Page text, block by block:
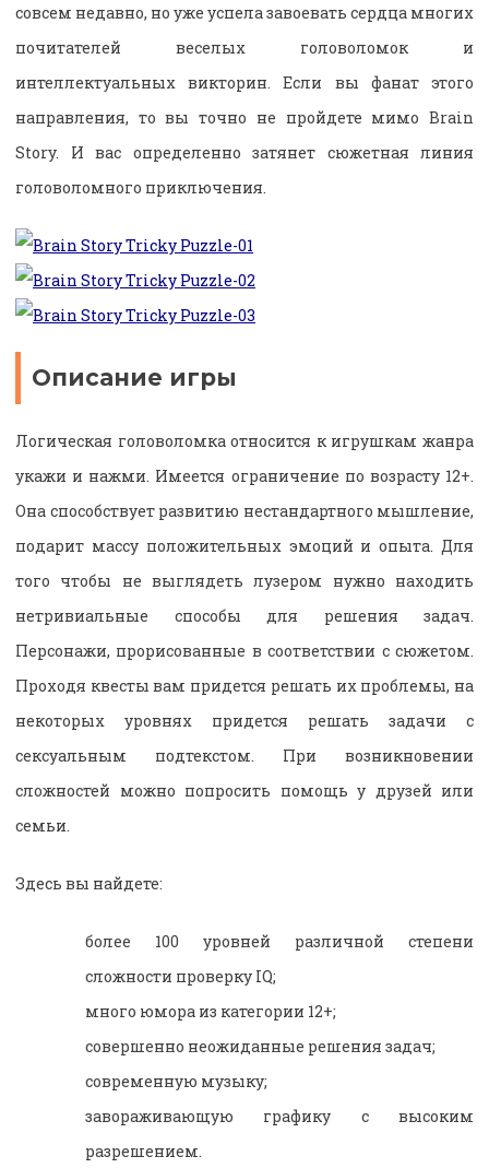
совсем недавно, но уже успела завоевать сердца многих
почитателей веселых головоломок и
интеллектуальных викторин. Если вы фанат этого
направления, то вы точно не пройдете мимо Brain
Story. И вас определенно затянет сюжетная линия
головоломного приключения.
Описание игры
Логическая головоломка относится к игрушкам жанра
укажи и нажми. Имеется ограничение по возрасту 12+.
Она способствует развитию нестандартного мышление,
подарит массу положительных эмоций и опыта. Для
того чтобы не выглядеть лузером нужно находить
нетривиальные способы для решения задач.
Персонажи, прорисованные в соответствии с сюжетом.
Проходя квесты вам придется решать их проблемы, на
некоторых уровнях придется решать задачи с
сексуальным подтекстом. При возникновении
сложностей можно попросить помощь у друзей или
семьи.
Здесь вы найдете:
более 100 уровней различной степени
сложности проверку IQ;
много юмора из категории 12+;
совершенно неожиданные решения задач;
современную музыку;
завораживающую графику с высоким
разрешением.